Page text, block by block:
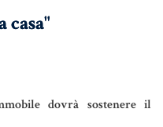
casa"
dovrà sostenere il